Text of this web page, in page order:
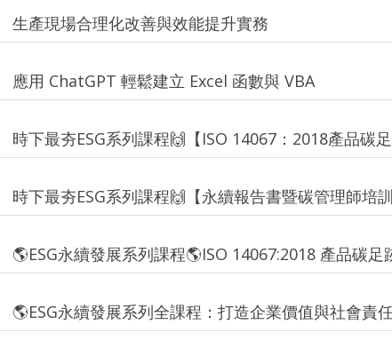
生產現場合理化改善與效能提升實務
應用 ChatGPT 輕鬆建立 Excel 函數與 VBA
時下最夯ESG系列課程🙌【ISO 14067：2018產品碳
時下最夯ESG系列課程🙌【永續報告書暨碳管理師培
🌎ESG永續發展系列課程🌎ISO 14067:2018 產品碳
🌎ESG永續發展系列全課程：打造企業價值與社會責任